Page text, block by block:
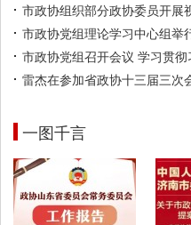
市政协组织部分政协委员开展
市政协党组理论学习中心组举
市政协党组召开会议 学习贯
雷杰在参加省政协十三届三次
一图千言